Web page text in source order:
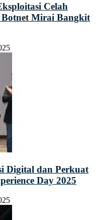
Celah
Mirai Bangkit
Digital dan Perkuat
Day 2025